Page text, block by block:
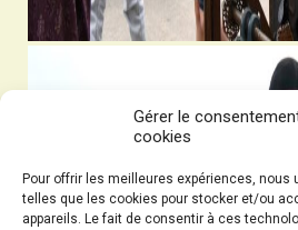
Gérer le
cookies
Pour offrir les meilleures expériences,
telles que les cookies pour stocker et/ou
appareils. Le fait de consentir à ces